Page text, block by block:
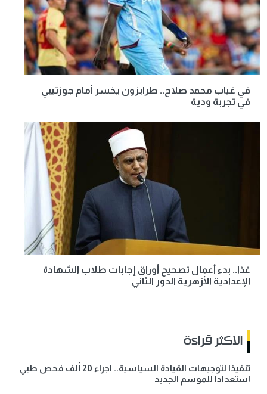
في غياب محمد صلاح.. طرابزون يخسر أمام جوزتيبي
في تجربة ودية
غدًا.. بدء أعمال تصحيح أوراق إجابات طلاب الشهادة
الإعدادية الأزهرية الدور الثاني
الاكثر قراءة
تنفيذا لتوجيهات القيادة السياسية.. اجراء 20 ألف فحص طبي
استعدادا للموسم الجديد